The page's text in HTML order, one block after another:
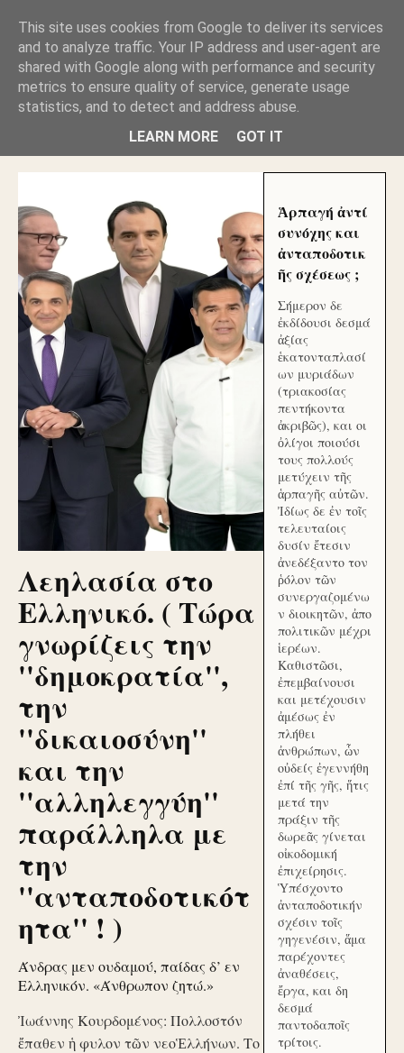
ΑΥΤΟΧΘΟΝΕΣ ΜΟΥ ΕΚΛΕΙΣΑΝ ΤΑ ΣΟΣΙΑΛ ΚΑΙ
ΦΙΜΩΣΑΝ ΤΟ SITE. ΟΙ ΧΙΛΙΑΔΕΣ ΜΙΚΡΟΕΠΕΝΔΥΤΕΣ
ΕΠΕΝΔΥΣΑΤΕ ΓΙΑ ΛΕΗΛΑΣΙΑ ΚΑΙ ΕΓΚΛΗΜΑ ?
ΓΛΥΦΑΔΑ WEB |ΟΙ ΜΕΓΑΛΟΙ ΚΛΕΠΤΑΙ ΑΠΟ ΤΟ
ΜΙΚΡΟΝ ΑΠΑΓΟΥΣΙ
Λεηλασία στο
Ελληνικό. ( Τώρα
γνωρίζεις την
''δημοκρατία'',
την
''δικαιοσύνη''
και την
''αλληλεγγύη''
παράλληλα με
την
''ανταποδοτικότ
ητα'' ! )
Άνδρας μεν ουδαμού, παίδας δ’ εν
Ελληνικόν. «Άνθρωπον ζητώ.»
Ἰωάννης Κουρδομένος: Πολλοστόν
ἔπαθεν ἡ φυλον τῶν νεοἙλλήνων. Το
Ἁρπαγή ἀντί
συνόχης και
ἀνταποδοτικ
ῆς σχέσεως ;
Σήμερον δε
ἐκδίδουσι δεσμά
ἀξίας
ἑκατονταπλασί
ων μυριάδων
(τριακοσίας
πεντήκοντα
ἀκριβῶς), και οι
ὀλίγοι ποιούσι
τους πολλούς
μετύχειν τῆς
ἁρπαγῆς αὐτῶν.
Ἰδίως δε ἐν τοῖς
τελευταίοις
δυσίν ἔτεσιν
ἀνεδέξαντο τον
ῥόλον τῶν
συνεργαζομένω
ν διοικητῶν, ἀπο
πολιτικῶν μέχρι
ἱερέων.
Καθιστῶσι,
ἐπεμβαίνουσι
και μετέχουσιν
ἀμέσως ἐν
πλήθει
ἀνθρώπων, ὧν
οὐδείς ἐγεννήθη
ἐπί τῆς γῆς, ἥτις
μετά την
πράξιν τῆς
δωρεᾶς γίνεται
οἰκοδομική
ἐπιχείρησις.
Ὑπέσχοντο
ἀνταποδοτικήν
σχέσιν τοῖς
γηγενέσιν, ἅμα
παρέχοντες
ἀναθέσεις,
ἔργα, και δη
δεσμά
παντοδαποῖς
τρίτοις.
This site uses cookies from Google to deliver its services
and to analyze traffic. Your IP address and user-agent are
shared with Google along with performance and security
metrics to ensure quality of service, generate usage
statistics, and to detect and address abuse.
LEARN MORE
GOT IT